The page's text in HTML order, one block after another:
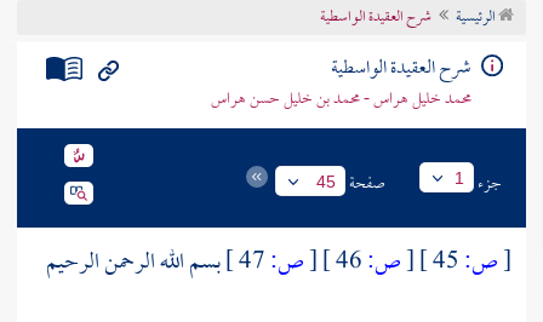
تراجم الأعلام
الرئيسية شرح العقيدة الواسطية
شرح العقيدة الواسطية
محمد خليل هراس - محمد بن خليل حسن هراس
جزء 1 صفحة 45
[ص: [ص: [ص:
بسم الله الرحمن الرحيم